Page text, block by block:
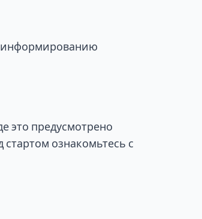
информированию
это предусмотрено
ознакомьтесь с